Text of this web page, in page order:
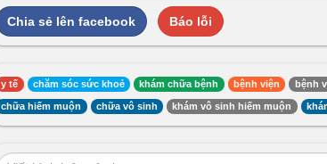
Chia sẻ lên facebook Báo lỗi
y tế chăm sóc sức khoẻ khám chữa bệnh bệnh viện bệnh
chữa hiếm muộn chữa vô sinh khám vô sinh hiếm muộn